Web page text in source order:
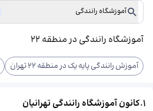
آموزشگاه رانندگی
آموزشگاه رانندگی در منطقه 22
آموزش رانندگی پایه یک در منطقه 22 تهران
1
.کانون آموزشگاه رانندگی تهرانیان